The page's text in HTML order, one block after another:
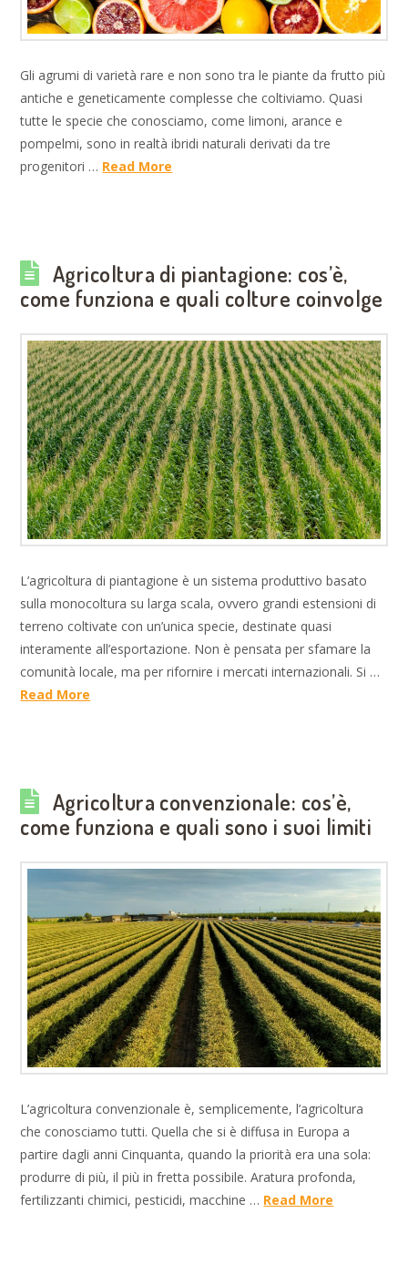
Gli agrumi di varietà rare e non sono tra le piante da frutto più
antiche e geneticamente complesse che coltiviamo. Quasi
tutte le specie che conosciamo, come limoni, arance e
pompelmi, sono in realtà ibridi naturali derivati da tre
progenitori … Read More
Agricoltura di piantagione: cos’è,
come funziona e quali colture coinvolge
L’agricoltura di piantagione è un sistema produttivo basato
sulla monocoltura su larga scala, ovvero grandi estensioni di
terreno coltivate con un’unica specie, destinate quasi
interamente all’esportazione. Non è pensata per sfamare la
comunità locale, ma per rifornire i mercati internazionali. Si …
Read More
Agricoltura convenzionale: cos’è,
come funziona e quali sono i suoi limiti
L’agricoltura convenzionale è, semplicemente, l’agricoltura
che conosciamo tutti. Quella che si è diffusa in Europa a
partire dagli anni Cinquanta, quando la priorità era una sola:
produrre di più, il più in fretta possibile. Aratura profonda,
fertilizzanti chimici, pesticidi, macchine … Read More